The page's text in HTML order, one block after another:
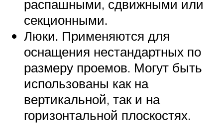
распашными, сдвижными или
секционными.
Люки. Применяются для
оснащения нестандартных по
размеру проемов. Могут быть
использованы как на
вертикальной, так и на
горизонтальной плоскостях.